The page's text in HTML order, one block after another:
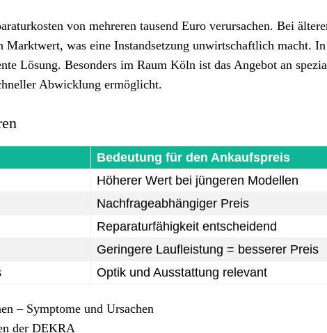
von mehreren tausend Euro verursachen. Bei
Marktwert, was eine Instandsetzung unwirtschaftlich macht.
Lösung. Besonders im Raum Köln ist das Angebot an
Abwicklung ermöglicht.
Bedeutung für den Ankaufspreis
Höherer Wert bei jüngeren Modellen
Nachfrageabhängiger Preis
Reparaturfähigkeit entscheidend
Geringere Laufleistung = besserer Preis
Optik und Ausstattung relevant
– Symptome und Ursachen
der DEKRA